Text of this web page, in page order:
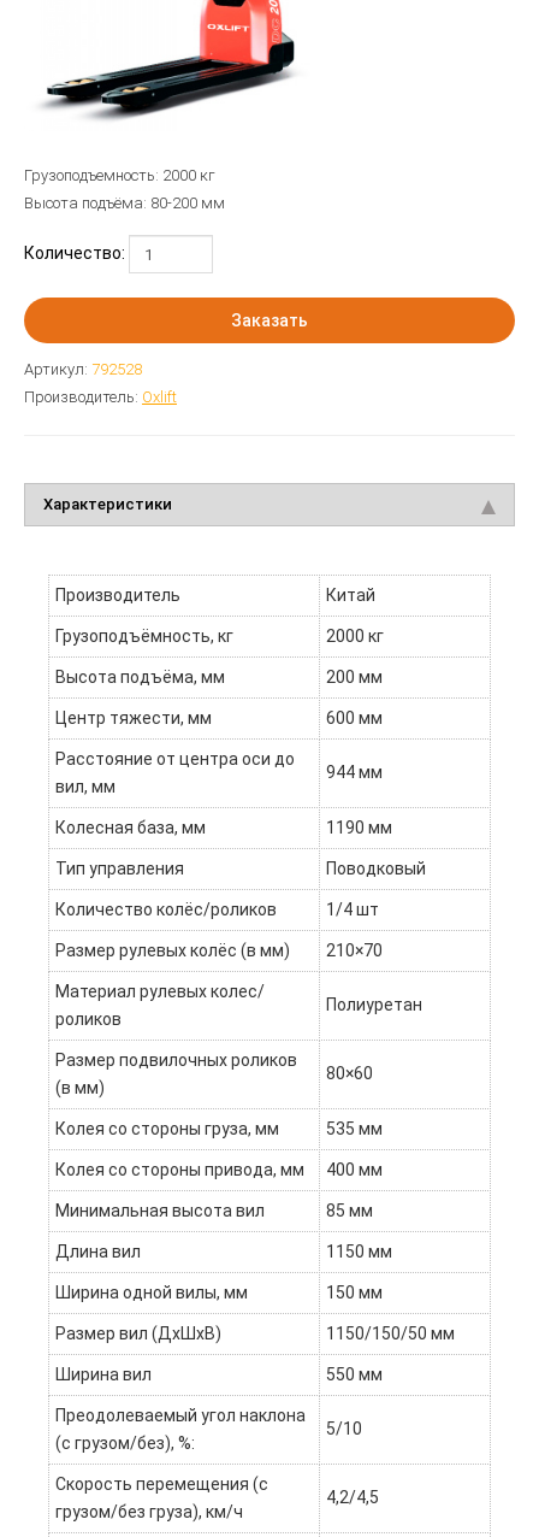
Грузоподъемность: 2000 кг
Высота подъёма: 80-200 мм
Количество:
Заказать
Артикул: 792528
Производитель: Oxlift
Характеристики
Производитель Китай
Грузоподъёмность, кг 2000 кг
Высота подъёма, мм 200 мм
Центр тяжести, мм 600 мм
Расстояние от центра оси до
вил, мм
944 мм
Колесная база, мм 1190 мм
Тип управления Поводковый
Количество колёс/роликов 1/4 шт
Размер рулевых колёс (в мм) 210×70
Материал рулевых колес/
роликов
Полиуретан
Размер подвилочных роликов
(в мм)
80×60
Колея со стороны груза, мм 535 мм
Колея со стороны привода, мм 400 мм
Минимальная высота вил 85 мм
Длина вил 1150 мм
Ширина одной вилы, мм 150 мм
Размер вил (ДxШхВ) 1150/150/50 мм
Ширина вил 550 мм
Преодолеваемый угол наклона
(с грузом/без), %:
5/10
Скорость перемещения (с
грузом/без груза), км/ч
4,2/4,5